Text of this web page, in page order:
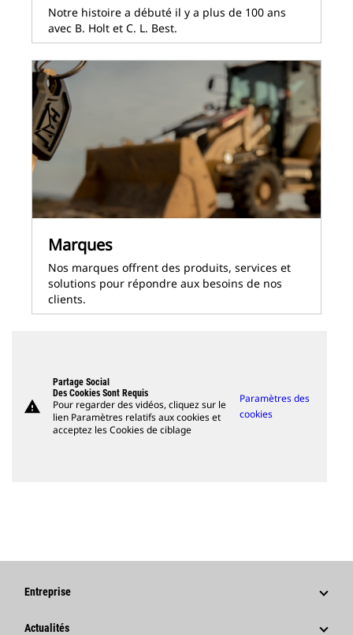
Notre histoire a débuté il y a plus de 100 ans
avec B. Holt et C. L. Best.
Marques
Nos marques offrent des produits, services et
solutions pour répondre aux besoins de nos
clients.
warning
Partage Social
Des Cookies Sont Requis
Pour regarder des vidéos, cliquez sur le
lien Paramètres relatifs aux cookies et
acceptez les Cookies de ciblage
Paramètres des
cookies
Entreprise
Stratégie
Actualités